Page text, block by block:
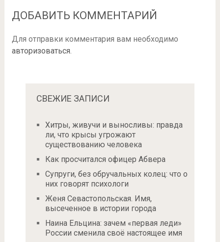
ДОБАВИТЬ КОММЕНТАРИЙ
Для отправки комментария вам необходимо
авторизоваться
СВЕЖИЕ ЗАПИСИ
Хитры, живучи и выносливы: правда
ли, что крысы угрожают
существованию человека
Как просчитался офицер Абвера
Супруги, без обручальных колец: что о
них говорят психологи
Женя Севастопольская. Имя,
высеченное в истории города
Наина Ельцина: зачем «первая леди»
России сменила своё настоящее имя